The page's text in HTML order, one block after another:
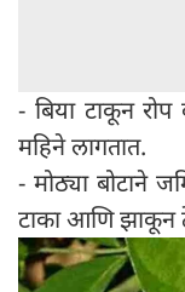
- बिया टाकून
महिने लागतात.
- मोठ्या बोटाने
टाका आणि झाकून